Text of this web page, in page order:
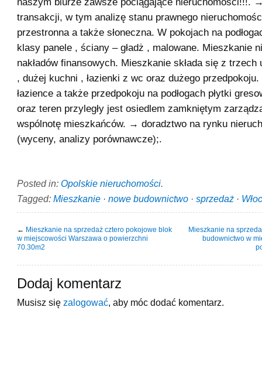
transakcji, w tym analizę stanu prawnego
przestronna a także słoneczna. W pokojach na
klasy panele , ściany – gładż , malowane. Mieszkanie
nakładów finansowych. Mieszkanie składa się z trzech
, dużej kuchni , łazienki z wc oraz dużego
łazience a także przedpokoju na podłogach płytki
oraz teren przyległy jest osiedlem zamkniętym
wspólnotę mieszkańców. → doradztwo na rynku
(wyceny, analizy porównawcze);.
Posted in: Opolskie nieruchomości.
Tagged: Mieszkanie · nowe budownictwo · sprzedaż ·
← Mieszkanie na sprzedaż cztero pokojowe blok
w miejscowości Warszawa o powierzchni
70.30m2
Mieszkanie na
budownictwo w
Dodaj komentarz
Musisz się zalogować , aby móc dodać komentarz.